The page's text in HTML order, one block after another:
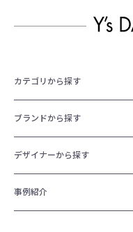
カテゴリから探す
ブランドから探す
デザイナーから探す
事例紹介